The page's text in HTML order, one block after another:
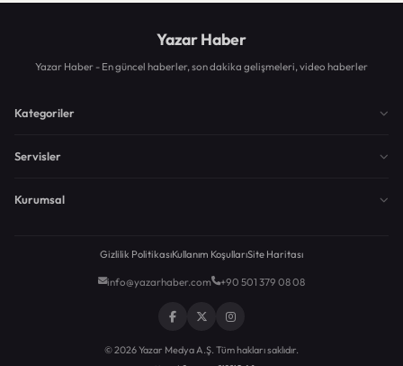
Yazar Haber
Yazar Haber - En güncel haberler, son dakika gelişmeleri, video haberler
Kategoriler
Servisler
Kurumsal
Gizlilik PolitikasıKullanım KoşullarıSite Haritası
info@yazarhaber.com +90 501 379 08 08
© 2026 Yazar Medya A.Ş. Tüm hakları saklıdır.